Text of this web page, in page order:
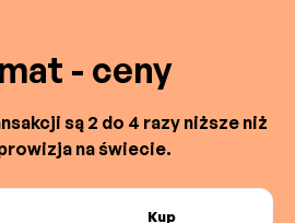
- ceny
są 2 do 4 razy niższe niż
na świecie.
Kup